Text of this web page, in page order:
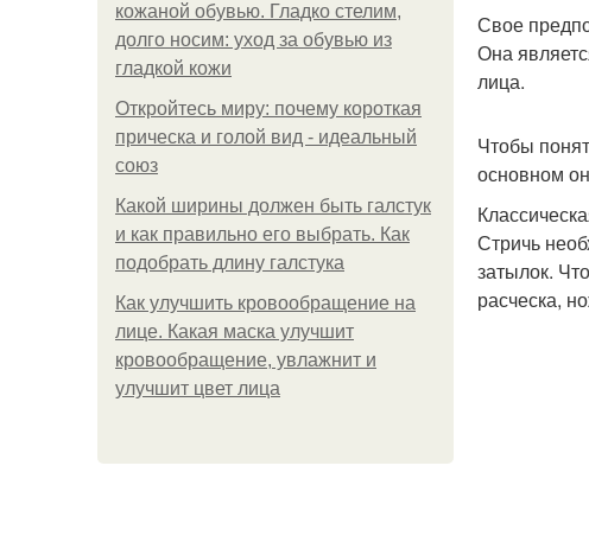
кожаной обувью. Гладко стелим,
долго носим: уход за обувью из
гладкой кожи
Откройтесь миру: почему короткая
прическа и голой вид - идеальный
союз
Какой ширины должен быть галстук
и как правильно его выбрать. Как
подобрать длину галстука
Как улучшить кровообращение на
лице. Какая маска улучшит
кровообращение, увлажнит и
улучшит цвет лица
Свое
Она
лица.
Чтобы
основном
Стричь
затылок.
расческа,